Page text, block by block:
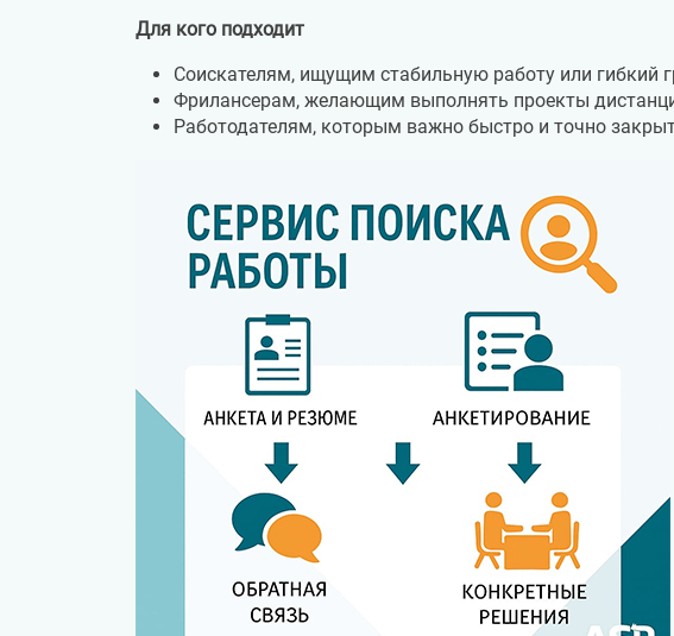
Для кого подходит
Соискателям, ищущим стабильную работу или гибкий
Фрилансерам, желающим выполнять проекты
Работодателям, которым важно быстро и точно